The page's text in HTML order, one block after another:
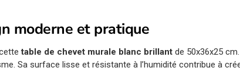
moderne et pratique
cettetable de chevet murale blanc brillant de 50x36x25
Sa surface lisse et résistante à l’humidité contribue à